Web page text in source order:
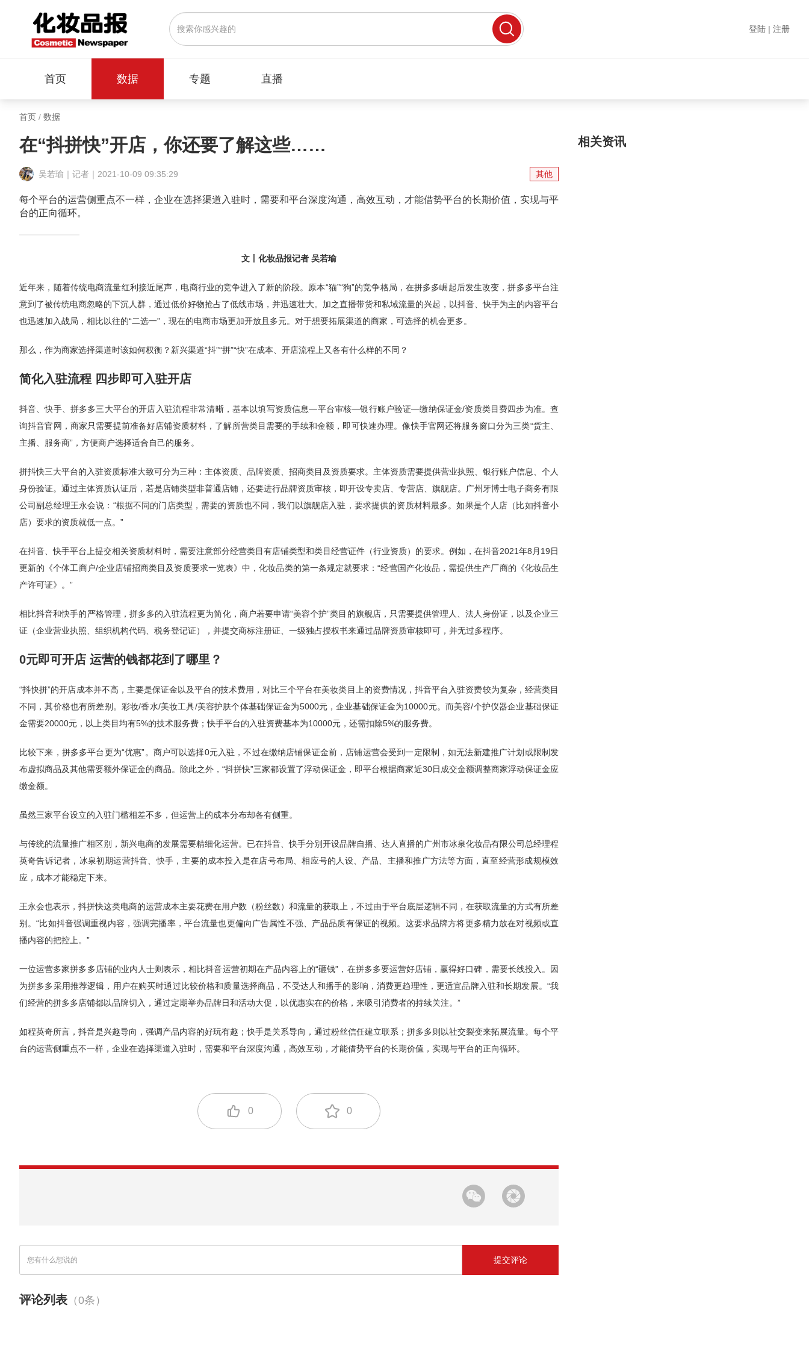
登陆 | 注册
首页 数据 专题 直播
首页 / 数据
在“抖拼快”开店，你还要了解这些……
吴若瑜｜记者｜2021-10-09 09:35:29 其他
每个平台的运营侧重点不一样，企业在选择渠道入驻时，需要和平台深度沟通，高效互动，才能借势平台的长期价值，实现与平
台的正向循环。
文丨化妆品报记者 吴若瑜
近年来，随着传统电商流量红利接近尾声，电商行业的竞争进入了新的阶段。原本“猫”“狗”的竞争格局，在拼多多崛起后发生改变，拼多多平台注
意到了被传统电商忽略的下沉人群，通过低价好物抢占了低线市场，并迅速壮大。加之直播带货和私域流量的兴起，以抖音、快手为主的内容平台
也迅速加入战局，相比以往的“二选一”，现在的电商市场更加开放且多元。对于想要拓展渠道的商家，可选择的机会更多。
那么，作为商家选择渠道时该如何权衡？新兴渠道“抖”“拼”“快”在成本、开店流程上又各有什么样的不同？
简化入驻流程 四步即可入驻开店
抖音、快手、拼多多三大平台的开店入驻流程非常清晰，基本以填写资质信息—平台审核—银行账户验证—缴纳保证金/资质类目费四步为准。查
询抖音官网，商家只需要提前准备好店铺资质材料，了解所营类目需要的手续和金额，即可快速办理。像快手官网还将服务窗口分为三类“货主、
主播、服务商”，方便商户选择适合自己的服务。
拼抖快三大平台的入驻资质标准大致可分为三种：主体资质、品牌资质、招商类目及资质要求。主体资质需要提供营业执照、银行账户信息、个人
身份验证。通过主体资质认证后，若是店铺类型非普通店铺，还要进行品牌资质审核，即开设专卖店、专营店、旗舰店。广州牙博士电子商务有限
公司副总经理王永会说：“根据不同的门店类型，需要的资质也不同，我们以旗舰店入驻，要求提供的资质材料最多。如果是个人店（比如抖音小
店）要求的资质就低一点。”
在抖音、快手平台上提交相关资质材料时，需要注意部分经营类目有店铺类型和类目经营证件（行业资质）的要求。例如，在抖音2021年8月19日
更新的《个体工商户/企业店铺招商类目及资质要求一览表》中，化妆品类的第一条规定就要求：“经营国产化妆品，需提供生产厂商的《化妆品生
产许可证》。”
相比抖音和快手的严格管理，拼多多的入驻流程更为简化，商户若要申请“美容个护”类目的旗舰店，只需要提供管理人、法人身份证，以及企业三
证（企业营业执照、组织机构代码、税务登记证），并提交商标注册证、一级独占授权书来通过品牌资质审核即可，并无过多程序。
0元即可开店 运营的钱都花到了哪里？
“抖快拼”的开店成本并不高，主要是保证金以及平台的技术费用，对比三个平台在美妆类目上的资费情况，抖音平台入驻资费较为复杂，经营类目
不同，其价格也有所差别。彩妆/香水/美妆工具/美容护肤个体基础保证金为5000元，企业基础保证金为10000元。而美容/个护仪器企业基础保证
金需要20000元，以上类目均有5%的技术服务费；快手平台的入驻资费基本为10000元，还需扣除5%的服务费。
比较下来，拼多多平台更为“优惠”。商户可以选择0元入驻，不过在缴纳店铺保证金前，店铺运营会受到一定限制，如无法新建推广计划或限制发
布虚拟商品及其他需要额外保证金的商品。除此之外，“抖拼快”三家都设置了浮动保证金，即平台根据商家近30日成交金额调整商家浮动保证金应
缴金额。
虽然三家平台设立的入驻门槛相差不多，但运营上的成本分布却各有侧重。
与传统的流量推广相区别，新兴电商的发展需要精细化运营。已在抖音、快手分别开设品牌自播、达人直播的广州市冰泉化妆品有限公司总经理程
英奇告诉记者，冰泉初期运营抖音、快手，主要的成本投入是在店号布局、相应号的人设、产品、主播和推广方法等方面，直至经营形成规模效
应，成本才能稳定下来。
王永会也表示，抖拼快这类电商的运营成本主要花费在用户数（粉丝数）和流量的获取上，不过由于平台底层逻辑不同，在获取流量的方式有所差
别。“比如抖音强调重视内容，强调完播率，平台流量也更偏向广告属性不强、产品品质有保证的视频。这要求品牌方将更多精力放在对视频或直
播内容的把控上。”
一位运营多家拼多多店铺的业内人士则表示，相比抖音运营初期在产品内容上的“砸钱”，在拼多多要运营好店铺，赢得好口碑，需要长线投入。因
为拼多多采用推荐逻辑，用户在购买时通过比较价格和质量选择商品，不受达人和播手的影响，消费更趋理性，更适宜品牌入驻和长期发展。“我
们经营的拼多多店铺都以品牌切入，通过定期举办品牌日和活动大促，以优惠实在的价格，来吸引消费者的持续关注。”
如程英奇所言，抖音是兴趣导向，强调产品内容的好玩有趣；快手是关系导向，通过粉丝信任建立联系；拼多多则以社交裂变来拓展流量。每个平
台的运营侧重点不一样，企业在选择渠道入驻时，需要和平台深度沟通，高效互动，才能借势平台的长期价值，实现与平台的正向循环。
0 0
提交评论
评论列表 （0条）
相关资讯